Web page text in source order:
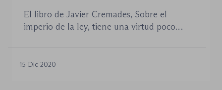
El libro de Javier Cremades, Sobre el
imperio de la ley, tiene una virtud poco
muchos daban por descontada. No se limita
15 Dic 2020